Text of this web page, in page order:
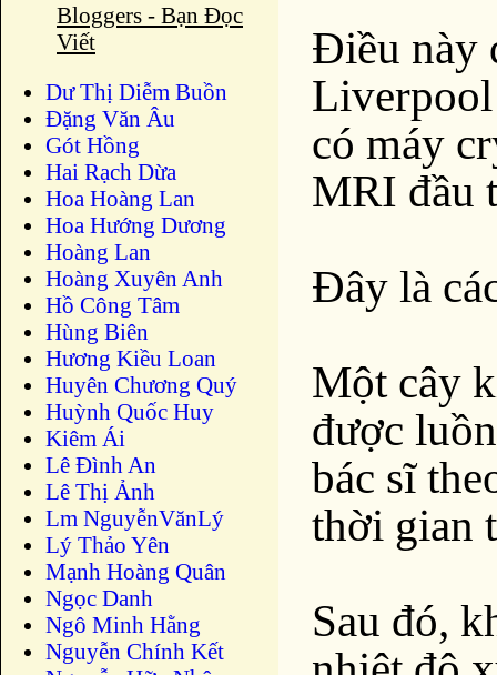
Bloggers - Bạn Đọc
Viết
Dư Thị Diễm Buồn
Ðặng Văn Âu
Gót Hồng
Hai Rạch Dừa
Hoa Hoàng Lan
Hoa Hướng Dương
Hoàng Lan
Hoàng Xuyên Anh
Hồ Công Tâm
Hùng Biên
Hương Kiều Loan
Huyên Chương Quý
Huỳnh Quốc Huy
Kiêm Ái
Lê Đình An
Lê Thị Ảnh
Lm NguyễnVănLý
Lý Thảo Yên
Mạnh Hoàng Quân
Ngọc Danh
Ngô Minh Hằng
Nguyễn Chính Kết
Điều này
Liverpool
có máy
MRI đầu
Đây là
Một cây
được
bác sĩ
thời gian
Sau đó,